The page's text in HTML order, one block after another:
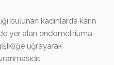
bulunan kadınlarda karın
yer alan endometriuma
uğrayarak